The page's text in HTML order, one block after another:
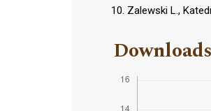
Zalewski L.,
Downloads